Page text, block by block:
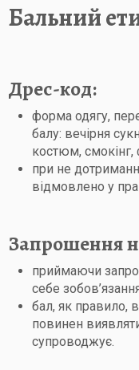
Бальний
Дрес-код:
форма одягу,
балу: вечірня
костюм, смокінг,
при не
відмовлено у
Запрошення
приймаючи
себе
бал, як правило,
повинен
супроводжує.